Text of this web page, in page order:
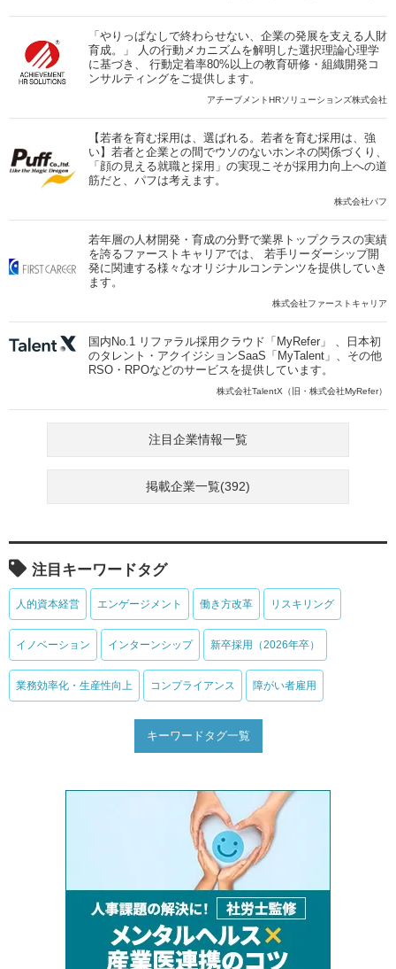
「やりっぱなしで終わらせない、企業の発展を支える人財
育成。」 人の行動メカニズムを解明した選択理論心理学
に基づき、 行動定着率80%以上の教育研修・組織開発コ
ンサルティングをご提供します。
アチーブメントHRソリューションズ株式会社
【若者を育む採用は、選ばれる。若者を育む採用は、強
い】若者と企業との間でウソのないホンネの関係づくり、
「顔の見える就職と採用」の実現こそが採用力向上への道
筋だと、パフは考えます。
株式会社パフ
若年層の人材開発・育成の分野で業界トップクラスの実績
を誇るファーストキャリアでは、 若手リーダーシップ開
発に関連する様々なオリジナルコンテンツを提供していき
ます。
株式会社ファーストキャリア
国内No.1 リファラル採用クラウド「MyRefer」 、日本初
のタレント・アクイジションSaaS「MyTalent」、その他
RSO・RPOなどのサービスを提供しています。
株式会社TalentX（旧・株式会社MyRefer）
注目企業情報一覧
掲載企業一覧(392)
注目キーワードタグ
人的資本経営 エンゲージメント 働き方改革 リスキリング
イノベーション インターンシップ 新卒採用（2026年卒）
業務効率化・生産性向上 コンプライアンス 障がい者雇用
キーワードタグ一覧